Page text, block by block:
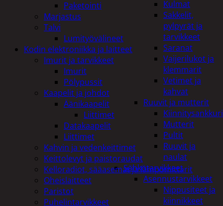
Kulmat
Sakkelit,
pylpyrät ja
tarvikkeet
Saranat
Vaijerilukot ja
klemmarit
Vetimet ja
kahvat
Ruuvit ja mutterit
Mutterit
Pultit
Ruuvit ja
naulat
Sähkötarvikkeet
Asennustarvikkeet
Nippusiteet ja
kiinnikkeet
Paketointi
Marjastus
Talvi
Lumityövälineet
Kodin elektroniikka ja laitteet
Imurit ja tarvikkeet
Imurit
Pölypussit
Kaapelit ja johdot
Äänikaapelit
Liittimet
Datakaapelit
Liittimet
Kahvin ja vedenkeittimet
Keittolevyt ja paistoraudat
Kelloradiot, sääasemat ja lämpömittarit
Oheislaitteet
Paristot
Puhelintarvikkeet